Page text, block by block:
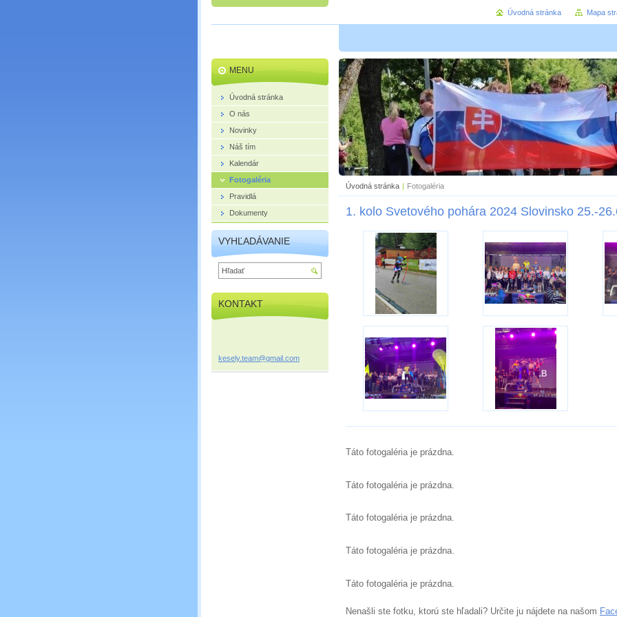
Úvodná stránka | Fotogaléria
1. kolo Svetového pohára 2024 Slovinsko 25.-
Táto fotogaléria je prázdna.
Táto fotogaléria je prázdna.
Táto fotogaléria je prázdna.
Táto fotogaléria je prázdna.
Táto fotogaléria je prázdna.
Nenašli ste fotku, ktorú ste hľadali? Určite ju nájdete na našom
MENU
Úvodná stránka
O nás
Novinky
Náš tím
Kalendár
Fotogaléria
Pravidlá
Dokumenty
VYHĽADÁVANIE
KONTAKT
kesely.team@gmail.com
Úvodná stránka Mapa